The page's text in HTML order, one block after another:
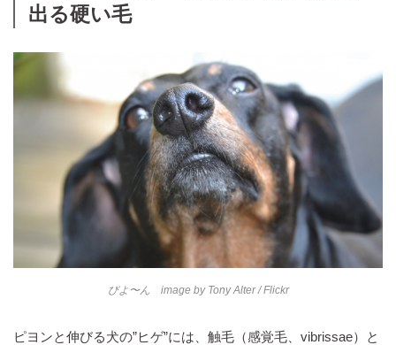
出る硬い毛
びよ〜ん image by Tony Alter/ Flickr
ピヨンと伸びる犬の”ヒゲ”には、触毛（感覚毛、vibrissae）と